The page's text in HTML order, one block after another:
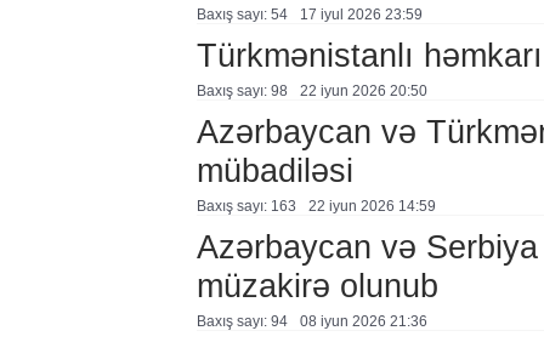
Baxış sayı: 54 17 i̇yul 2026 23:59
Türkmənistanlı
Baxış sayı: 98 22 i̇yun 2026 20:50
Azərbaycan və
mübadiləsi
Baxış sayı: 163 22 i̇yun 2026 14:59
Azərbaycan və Serbiya
müzakirə olunub
Baxış sayı: 94 08 i̇yun 2026 21:36